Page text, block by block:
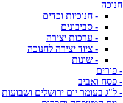
חנוכה
- חנוכיות וכדים
- סביבונים
- ערכות יצירה
- ציוד יצירה לחנוכה
- שונות
- פורים
- פסח ואביב
- ל"ג בעומר יום ירושלים ושבועות